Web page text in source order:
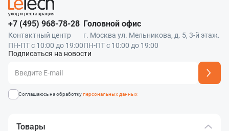
+7 (495) 968-78-28
Контактный центр
ПН-ПТ с 10:00 до 19:00
Головной офис
г. Москва ул. Мельникова, д. 5, 3-й этаж.
ПН-ПТ с 10:00 до 19:00
Подписаться на новости
Адрес подписки успешно добавлен
Соглашаюсь на обработкуперсональных данных
Товары